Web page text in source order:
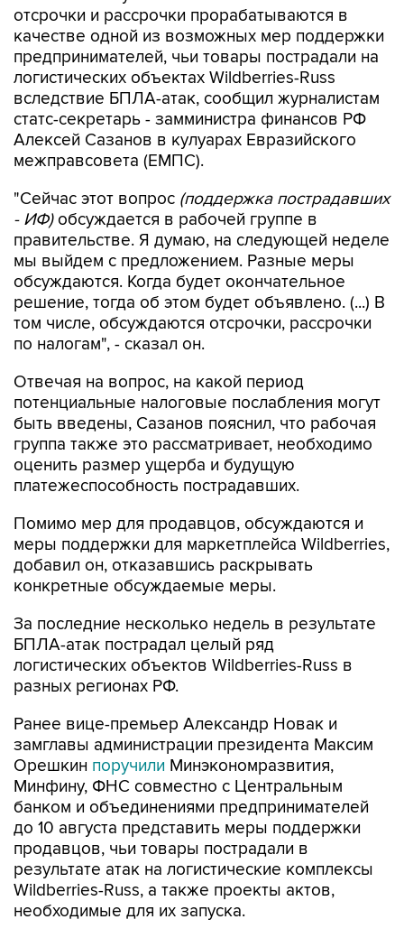
отсрочки и рассрочки прорабатываются в
качестве одной из возможных мер поддержки
предпринимателей, чьи товары пострадали на
логистических объектах Wildberries-Russ
вследствие БПЛА-атак, сообщил журналистам
статс-секретарь - замминистра финансов РФ
Алексей Сазанов в кулуарах Евразийского
межправсовета (ЕМПС).
"Сейчас этот вопрос (поддержка пострадавших
- ИФ)обсуждается в рабочей группе в
правительстве. Я думаю, на следующей неделе
мы выйдем с предложением. Разные меры
обсуждаются. Когда будет окончательное
решение, тогда об этом будет объявлено. (...) В
том числе, обсуждаются отсрочки, рассрочки
по налогам", - сказал он.
Отвечая на вопрос, на какой период
потенциальные налоговые послабления могут
быть введены, Сазанов пояснил, что рабочая
группа также это рассматривает, необходимо
оценить размер ущерба и будущую
платежеспособность пострадавших.
Помимо мер для продавцов, обсуждаются и
меры поддержки для маркетплейса Wildberries,
добавил он, отказавшись раскрывать
конкретные обсуждаемые меры.
За последние несколько недель в результате
БПЛА-атак пострадал целый ряд
логистических объектов Wildberries-Russ в
разных регионах РФ.
Ранее вице-премьер Александр Новак и
замглавы администрации президента Максим
Орешкин поручили Минэкономразвития,
Минфину, ФНС совместно с Центральным
банком и объединениями предпринимателей
до 10 августа представить меры поддержки
продавцов, чьи товары пострадали в
результате атак на логистические комплексы
Wildberries-Russ, а также проекты актов,
необходимые для их запуска.